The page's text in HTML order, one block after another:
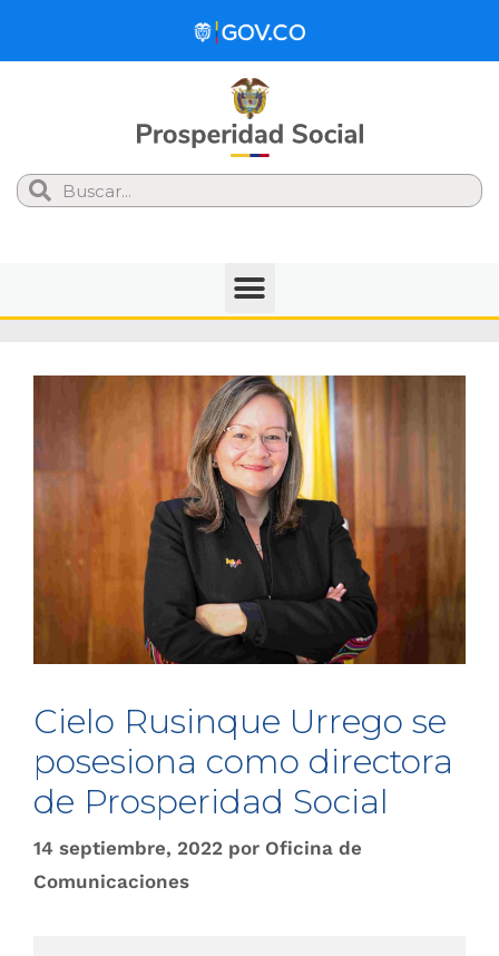
Search
Cielo Rusinque Urrego se
posesiona como directora
de Prosperidad Social
14 septiembre, 2022 por Oficina de
Comunicaciones